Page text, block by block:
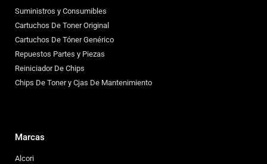
Suministros y Consumibles
Cartuchos De Toner Original
Cartuchos De Tóner Genérico
Repuestos Partes y Piezas
Reiniciador De Chips
Chips De Toner y Cjas De Mantenimiento
Marcas
Alcori